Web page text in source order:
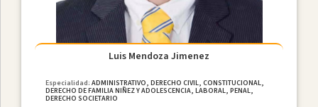
Luis Mendoza Jimenez
Especialidad:ADMINISTRATIVO, DERECHO CIVIL, CONSTITUCIONAL,
DERECHO DE FAMILIA NIÑEZ Y ADOLESCENCIA, LABORAL, PENAL,
DERECHO SOCIETARIO